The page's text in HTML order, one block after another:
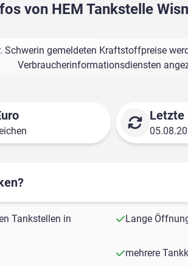
von HEM Tankstelle
Schwerin gemeldeten Kraftstoffpreise
Verbraucherinformationsdiensten
Letzte
Tankstellen in
Lange
mehrere